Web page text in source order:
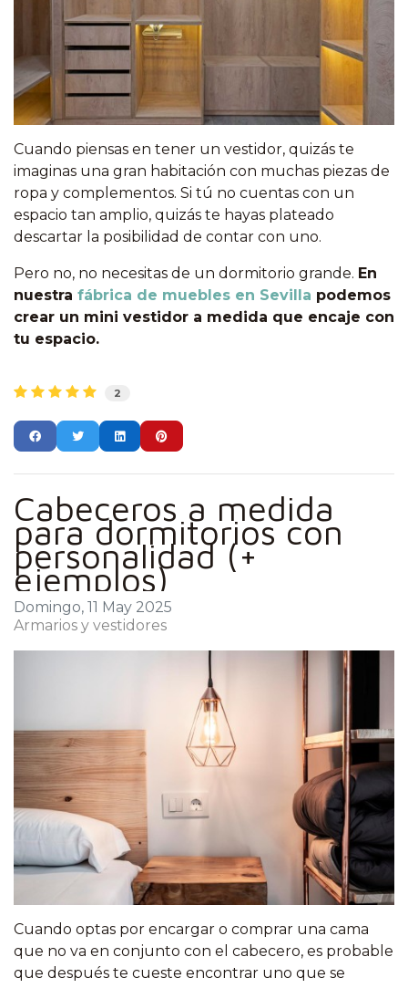
Cuando piensas en tener un vestidor, quizás te
imaginas una gran habitación con muchas piezas de
ropa y complementos. Si tú no cuentas con un
espacio tan amplio, quizás te hayas plateado
descartar la posibilidad de contar con uno.
Pero no, no necesitas de un dormitorio grande. En
nuestra fábrica de muebles en Sevilla podemos
crear un mini vestidor a medida que encaje con
tu espacio.
2
Cabeceros a medida
para dormitorios con
personalidad (+
ejemplos)
Domingo, 11 May 2025
Armarios y vestidores
Cuando optas por encargar o comprar una cama
que no va en conjunto con el cabecero, es probable
que después te cueste encontrar uno que se